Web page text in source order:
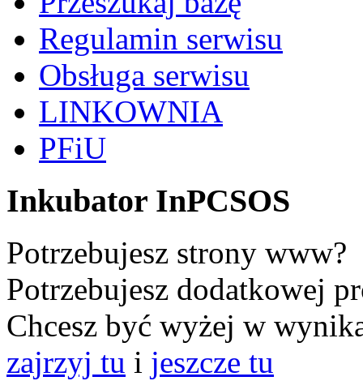
Regulamin serwisu
Obsługa serwisu
LINKOWNIA
PFiU
Inkubator InPCSOS
Potrzebujesz strony www?
Potrzebujesz dodatkowej
Chcesz być wyżej w
zajrzyj tu i jeszcze tu